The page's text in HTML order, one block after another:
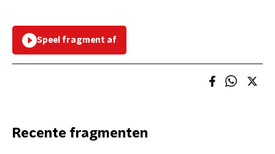
Speel fragment af
Recente fragmenten